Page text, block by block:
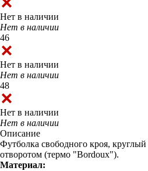
Нет в наличии
Нет в наличии
46
Нет в наличии
Нет в наличии
48
Нет в наличии
Нет в наличии
Описание
Футболка свободного кроя,
отворотом (термо "Bordoux").
Материал: